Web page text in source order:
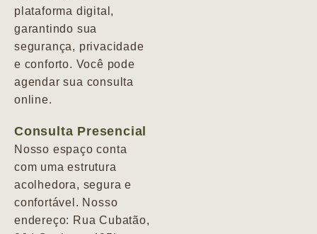
plataforma digital,
garantindo sua
segurança, privacidade
e conforto. Você pode
agendar sua consulta
online.
Consulta Presencial
Nosso espaço conta
com uma estrutura
acolhedora, segura e
confortável. Nosso
endereço: Rua Cubatão,